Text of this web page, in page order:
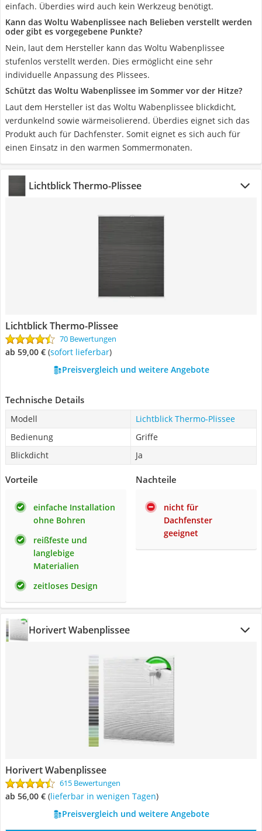
einfach. Überdies wird auch kein Werkzeug benötigt.
Kann das Woltu Wabenplissee nach Belieben verstellt werden
oder gibt es vorgegebene Punkte?
Nein, laut dem Hersteller kann das Woltu Wabenplissee
stufenlos verstellt werden. Dies ermöglicht eine sehr
individuelle Anpassung des Plissees.
Schützt das Woltu Wabenplissee im Sommer vor der Hitze?
Laut dem Hersteller ist das Woltu Wabenplissee blickdicht,
verdunkelnd sowie wärmeisolierend. Überdies eignet sich das
Produkt auch für Dachfenster. Somit eignet es sich auch für
einen Einsatz in den warmen Sommermonaten.
Lichtblick Thermo-Plissee
Lichtblick Thermo-Plissee
70 Bewertungen
ab 59,00 € ( Sofort lieferbar)
Preisvergleich und weitere Angebote
Technische Details
Modell
Lichtblick Thermo-Plissee
Bedienung
Griffe
Blickdicht
Ja
Vorteile
einfache Installation
ohne Bohren
reißfeste und
langlebige
Materialien
zeitloses Design
Nachteile
nicht für
Dachfenster
geeignet
Horivert Wabenplissee
Horivert Wabenplissee
615 Bewertungen
ab 56,00 € ( Lieferbar in wenigen Tagen)
Preisvergleich und weitere Angebote